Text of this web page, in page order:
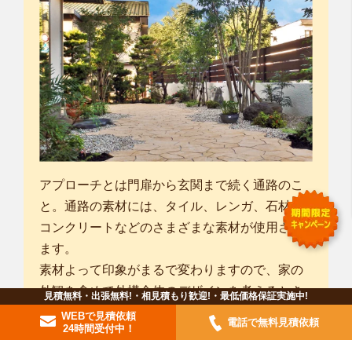
アプローチとは門扉から玄関まで続く通路のこ
と。通路の素材には、タイル、レンガ、石材、
コンクリートなどのさまざまな素材が使用され
ます。
素材よって印象がまるで変わりますので、家の
外観を含めて外構全体のデザインを考えるとき
に、どのようなイメージになるのかを考えてみ
ましょう。
見積無料・出張無料!・相見積もり歓迎!・最低価格保証実施中!
WEBで見積依頼
24時間受付中！
電話で無料見積依頼